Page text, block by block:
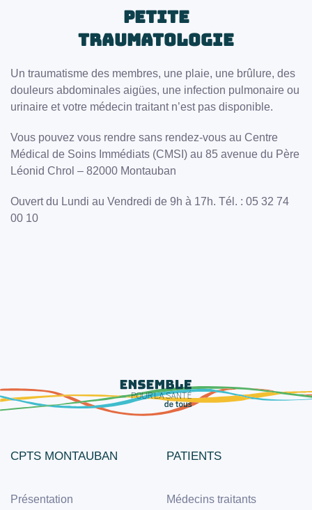
petite
traumatologie
Un traumatisme des membres, une plaie, une brûlure, des
douleurs abdominales aigües, une infection pulmonaire ou
urinaire et votre médecin traitant n’est pas disponible.
Vous pouvez vous rendre sans rendez-vous au Centre
Médical de Soins Immédiats (CMSI) au 85 avenue du Père
Léonid Chrol – 82000 Montauban
Ouvert du Lundi au Vendredi de 9h à 17h. Tél. : 05 32 74
00 10
CPTS MONTAUBAN
Présentation
PATIENTS
Médecins traitants